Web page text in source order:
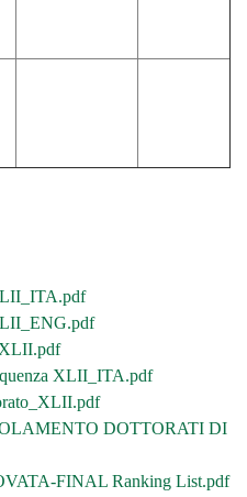
XLII.pdf
XLII_ITA.pdf
DOTTORATI DI
FINAL Ranking List.pdf